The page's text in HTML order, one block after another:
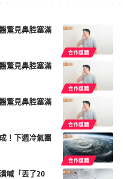
合作媒體
驚見鼻腔塞滿
合作媒體
驚見鼻腔塞滿
合作媒體
驚見鼻腔塞滿
合作媒體
！下週冷氣團
喊「丟了20